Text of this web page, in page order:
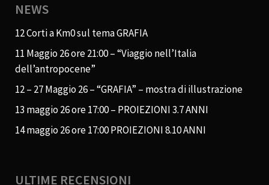
NEWS
12 Corti a Km0 sul tema GRAFIA
11 Maggio 26 ore 21:00 – “Viaggio nell’Italia
dell’antropocene”
12 – 27 Maggio 26 – “GRAFIA” – mostra di illustrazione
13 maggio 26 ore 17:00 – PROIEZIONI 3.7 ANNI
14 maggio 26 ore 17:00 PROIEZIONI 8.10 ANNI
ULTIME RECENSIONI